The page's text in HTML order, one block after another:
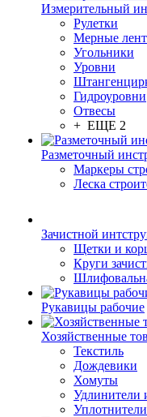
Измерительный
Рулетки
Мерные
Угольники
Уровни
Гидроуровни
Отвесы
+ ЕЩЕ 2
Разметочный
Маркеры
Леска
Зачистной
Щетки и
Круги
Рукавицы рабочие
Хозяйственные
Текстиль
Дождевики
Хомуты
Удлинители